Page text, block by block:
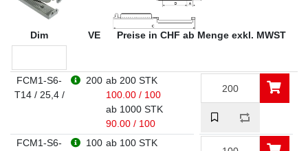
Dim VE Preise in CHF ab Menge exkl. MWST
FCM1-S6-
T14 / 25,4 /
200 ab 200 STK
100.00 / 100
ab 1000 STK
90.00 / 100
FCM1-S6-
100 ab 100 STK